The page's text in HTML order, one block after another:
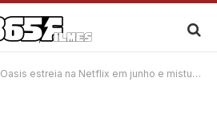
Oasis estreia na Netflix em junho e mistura o suspense de Elite com o mistério de Nove Desconhecidos